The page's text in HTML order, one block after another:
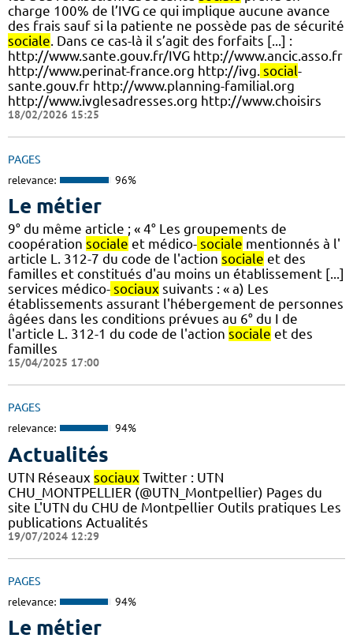
charge 100% de l’IVG ce qui implique aucune avance
des frais sauf si la patiente ne possède pas de sécurité
sociale . Dans ce cas-là il s’agit des forfaits [...] :
http://www.sante.gouv.fr/IVG http://www.ancic.asso.fr
http://www.perinat-france.org http://ivg. social-
sante.gouv.fr http://www.planning-familial.org
http://www.ivglesadresses.org http://www.choisirs
18/02/2026 15:25
PAGES
relevance: 96%
Le métier
9° du même article ; « 4° Les groupements de
coopération sociale et médico- sociale mentionnés à l'
article L. 312-7 du code de l'action sociale et des
familles et constitués d'au moins un établissement [...]
services médico- sociaux suivants : « a) Les
établissements assurant l'hébergement de personnes
âgées dans les conditions prévues au 6° du I de
l'article L. 312-1 du code de l'action sociale et des
familles
15/04/2025 17:00
PAGES
relevance: 94%
Actualités
UTN Réseaux sociaux Twitter : UTN
CHU_MONTPELLIER (@UTN_Montpellier) Pages du
site L'UTN du CHU de Montpellier Outils pratiques Les
publications Actualités
19/07/2024 12:29
PAGES
relevance: 94%
Le métier